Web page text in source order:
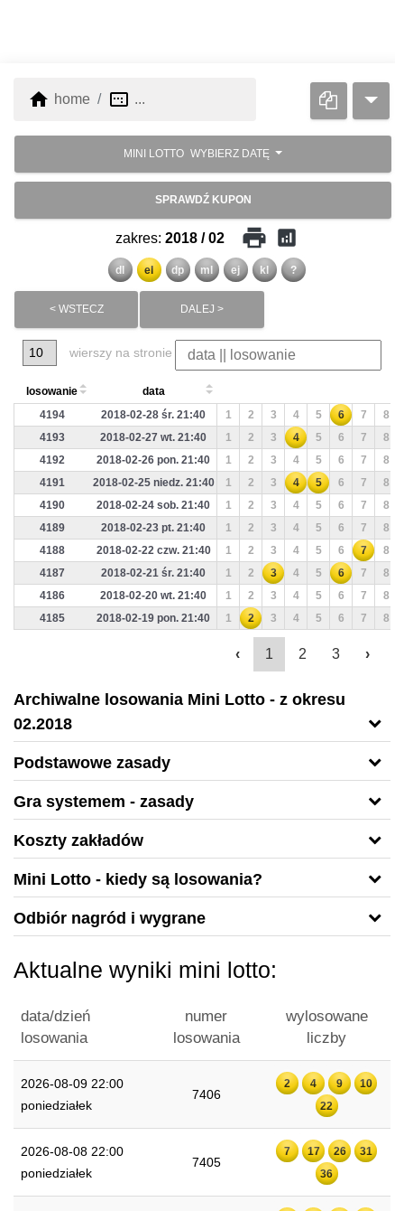
home home image_aspect_ratio ...
MINI LOTTO WYBIERZ DATĘ
SPRAWDŹ KUPON
zakres: 2018 / 02 print analytics
dl el dp ml ej kl ?
< WSTECZ DALEJ >
wierszy na stronie
losowanie
data
4194
2018-02-28 śr. 21:40 1 2 3 4 5 6 7
8
4193
2018-02-27 wt. 21:40 1 2 3 4 5 6 7
8
4192
2018-02-26 pon. 21:40 1 2 3 4 5 6 7
8
4191
2018-02-25 niedz. 21:40 1 2 3 4 5 6 7
8
4190
2018-02-24 sob. 21:40 1 2 3 4 5 6 7
8
4189
2018-02-23 pt. 21:40 1 2 3 4 5 6 7
8
4188
2018-02-22 czw. 21:40 1 2 3 4 5 6 7
8
4187
2018-02-21 śr. 21:40 1 2 3 4 5 6 7
8
4186
2018-02-20 wt. 21:40 1 2 3 4 5 6 7
8
4185
2018-02-19 pon. 21:40 1 2 3 4 5 6 7 8
‹ 1 2 3 ›
Archiwalne losowania Mini Lotto - z okresu
02.2018
Podstawowe zasady
Gra systemem - zasady
Koszty zakładów
Mini Lotto - kiedy są losowania?
Odbiór nagród i wygrane
Aktualne wyniki mini lotto:
data/dzień
losowania
numer
losowania
wylosowane
liczby
2026-08-09 22:00
poniedziałek
7406
2 4 9
10
22
2026-08-08 22:00
poniedziałek
7405
7 17 26
31
36